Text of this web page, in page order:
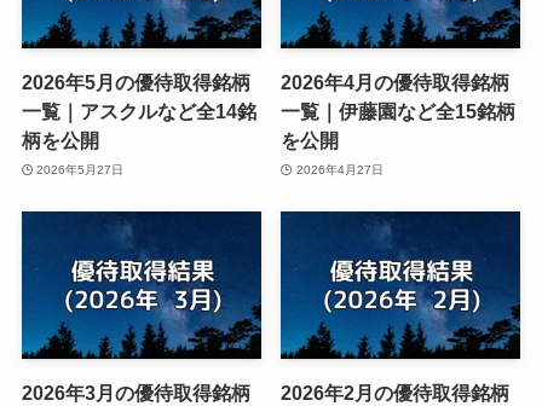
2026年5月の優待取得銘柄
一覧｜アスクルなど全14銘
柄を公開
2026年5月27日
2026年4月の優待取得銘柄
一覧｜伊藤園など全15銘柄
を公開
2026年4月27日
2026年3月の優待取得銘柄
2026年2月の優待取得銘柄